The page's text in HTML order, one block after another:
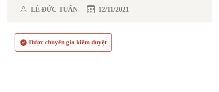
LÊ ĐỨC TUẤN 12/11/2021
Được chuyên gia kiểm duyệt